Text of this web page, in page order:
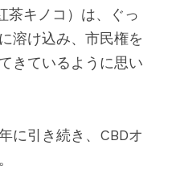
茶キノコ）は、ぐっ
溶け込み、市民権を
きているように思い
に引き続き、CBDオ